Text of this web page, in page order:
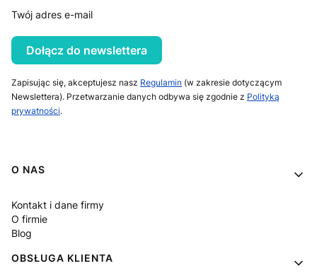
Twój adres e-mail
Dołącz do newslettera
Zapisując się, akceptujesz nasz Regulamin (w zakresie dotyczącym
Newslettera). Przetwarzanie danych odbywa się zgodnie z Polityką
prywatności.
Linki w stopce
O NAS
Kontakt i dane firmy
O firmie
Blog
OBSŁUGA KLIENTA